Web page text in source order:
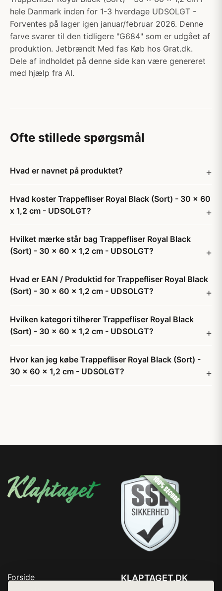
hele Danmark inden for 1-3 hverdage UDSOLGT -
Forventes på lager igen januar/februar 2026. Denne
farve svarer til den tidligere "G684" som er udgået af
produktion. Jetbrændt Med fas Køb hos Grat.dk.
Dele af indholdet på denne side kan være genereret
med hjælp fra AI.
Ofte stillede spørgsmål
Hvad er navnet på produktet?
Hvad koster Trappefliser Royal Black (Sort) - 30 x 60
x 1,2 cm - UDSOLGT?
Hvilket mærke står bag Trappefliser Royal Black
(Sort) - 30 x 60 x 1,2 cm - UDSOLGT?
Hvad er EAN / Produktid for Trappefliser Royal Black
(Sort) - 30 x 60 x 1,2 cm - UDSOLGT?
Hvilken kategori tilhører Trappefliser Royal Black
(Sort) - 30 x 60 x 1,2 cm - UDSOLGT?
Hvor kan jeg købe Trappefliser Royal Black (Sort) -
30 x 60 x 1,2 cm - UDSOLGT?
Forside
KLAPTAGET.DK